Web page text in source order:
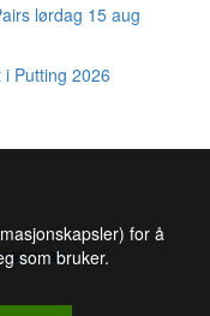
lørdag 15 aug
Putting 2026
av
for å
som bruker.